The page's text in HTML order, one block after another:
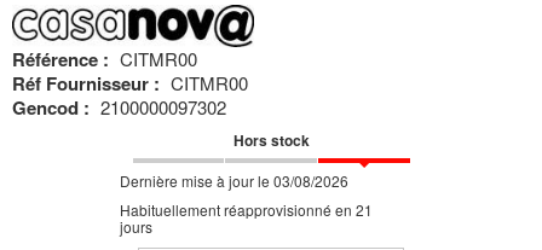
Référence : CITMR00
Réf Fournisseur : CITMR00
Gencod : 2100000097302
Hors stock
Dernière mise à jour le 03/08/2026
Habituellement réapprovisionné en 21
jours